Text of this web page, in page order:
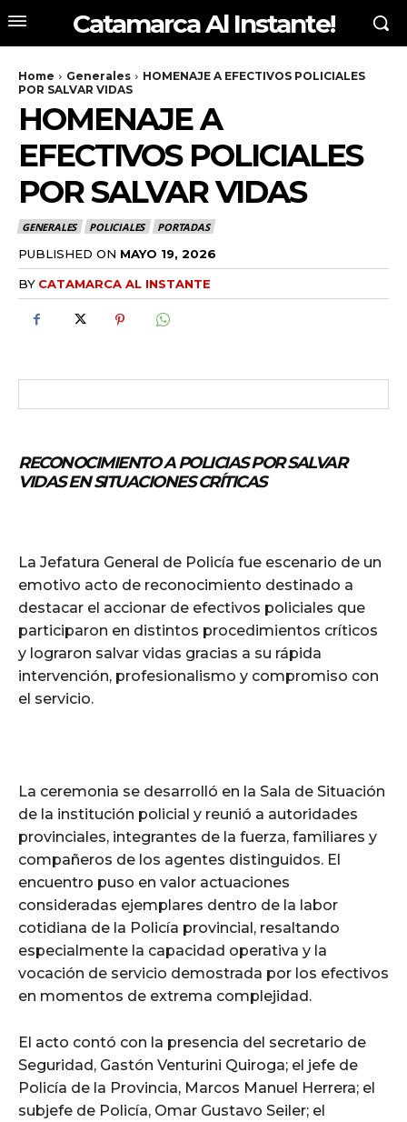
Catamarca Al Instante!
Home Generales
HOMENAJE A EFECTIVOS POLICIALES
POR SALVAR VIDAS
HOMENAJE A
EFECTIVOS POLICIALES
POR SALVAR VIDAS
GENERALES POLICIALES PORTADAS
PUBLISHED ON MAYO 19, 2026
BY CATAMARCA AL INSTANTE
RECONOCIMIENTO A POLICIAS POR SALVAR
VIDAS EN SITUACIONES CRÍTICAS
La Jefatura General de Policía fue escenario de un
emotivo acto de reconocimiento destinado a
destacar el accionar de efectivos policiales que
participaron en distintos procedimientos críticos
y lograron salvar vidas gracias a su rápida
intervención, profesionalismo y compromiso con
el servicio.
La ceremonia se desarrolló en la Sala de Situación
de la institución policial y reunió a autoridades
provinciales, integrantes de la fuerza, familiares y
compañeros de los agentes distinguidos. El
encuentro puso en valor actuaciones
consideradas ejemplares dentro de la labor
cotidiana de la Policía provincial, resaltando
especialmente la capacidad operativa y la
vocación de servicio demostrada por los efectivos
en momentos de extrema complejidad.
El acto contó con la presencia del secretario de
Seguridad, Gastón Venturini Quiroga; el jefe de
Policía de la Provincia, Marcos Manuel Herrera; el
subjefe de Policía, Omar Gustavo Seiler; el